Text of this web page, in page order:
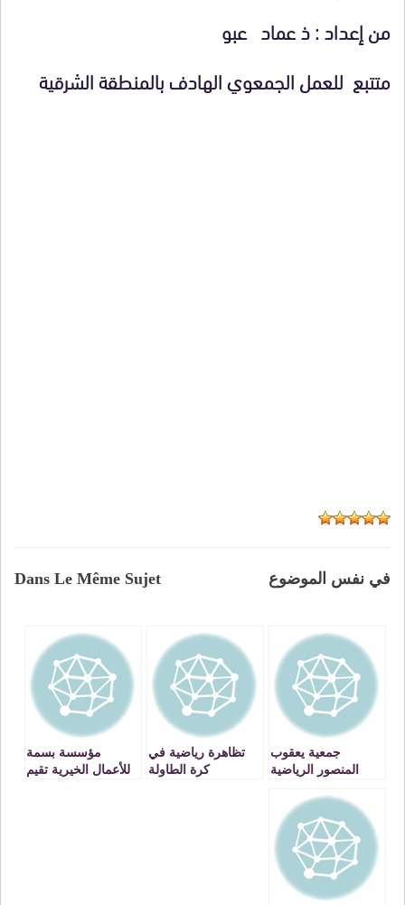
من إعداد: ذ عماد عبو
متتبع للعمل الجمعوي الهادف بالمنطقة الشرقية
Dans Le Même Sujet في نفس الموضوع
جمعية يعقوب
المنصور الرياضية
الوطنية للطفولة
بتاونات
تظاهرة رياضية في
كرة الطاولة
مؤسسة بسمة
للأعمال الخيرية تقيم